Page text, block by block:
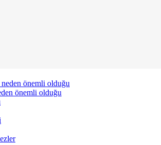
önemli olduğu